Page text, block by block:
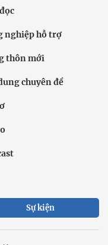
nghiệp hỗ trợ
thôn mới
chuyên đề
Sự kiện